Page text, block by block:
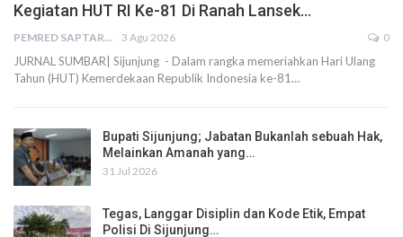
Kegiatan HUT RI Ke-81 Di Ranah Lansek…
PEMRED SAPTARIUS 3 Agu 2026 0
JURNAL SUMBAR| Sijunjung - Dalam rangka memeriahkan Hari Ulang
Tahun (HUT) Kemerdekaan Republik Indonesia ke-81…
Bupati Sijunjung; Jabatan Bukanlah sebuah Hak,
Melainkan Amanah yang…
31 Jul 2026
Tegas, Langgar Disiplin dan Kode Etik, Empat
Polisi Di Sijunjung…